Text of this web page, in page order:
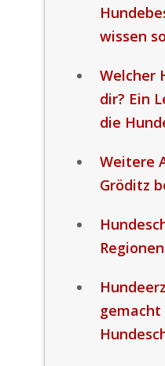
wissen
Welcher
dir? Ein
die
Weitere
Gröditz
Regionen